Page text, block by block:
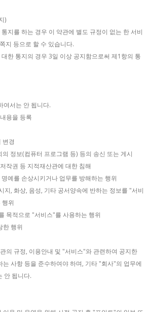
)
지를 하는 경우 이 약관에 별도 규정이 없는 한 서비
지 등으로 할 수 있습니다.
대한 통지의 경우 3일 이상 공지함으로써 제1항의 통
여서는 안 됩니다.
용을 등록
변경
의 정보(컴퓨터 프로그램 등) 등의 송신 또는 게시
작권 등 지적재산관에 대한 침해
예를 손상시키거나 업무를 방해하는 행위
지, 화상, 음성, 기타 공서양속에 반하는 정보를 "서비
위
목적으로 "서비스"를 사용하는 행위
한 행위
의 규정, 이용안내 및 "서비스"와 관련하여 공지한
사항 등을 준수하여야 하며, 기타 "회사"의 업무에
안 됩니다.